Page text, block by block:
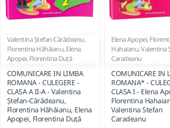
Valentina Ștefan-Cărădeanu,
Florentina Hăhăianu, Elena
Apopei, Florentina Duță
COMUNICARE IN LIMBA
ROMANA - CULEGERE -
CLASA A II-A - Valentina
Ștefan-Cărădeanu,
Florentina Hăhăianu, Elena
Apopei, Florentina Duță
Elena Apopei,
Hahaianu, Valentina
Caradeanu
COMUNICARE IN
ROMANA* -
CLASA I - Elena
Florentina
Valentina Stefan
Caradeanu